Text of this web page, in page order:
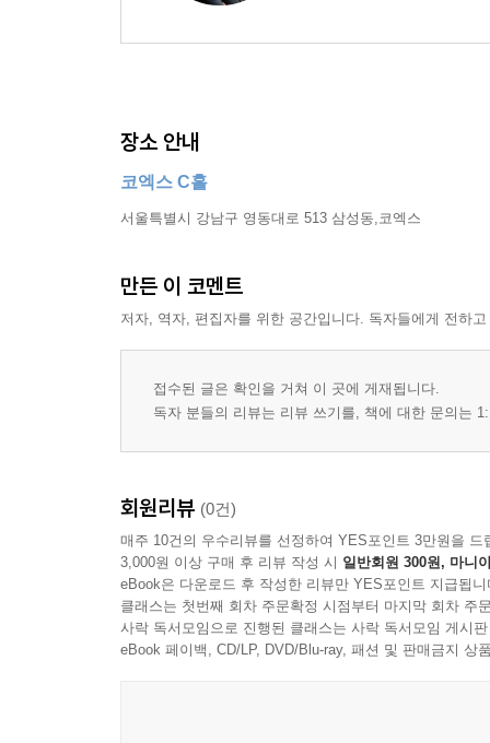
장소 안내
코엑스 C홀
서울특별시 강남구 영동대로 513 삼성동,코엑스
만든 이 코멘트
저자, 역자, 편집자를 위한 공간입니다. 독자들에게 전하
접수된 글은 확인을 거쳐 이 곳에 게재됩니다.
독자 분들의 리뷰는 리뷰 쓰기를, 책에 대한 문의는
회원리뷰 (0건)
매주 10건의 우수리뷰를 선정하여 YES포인트 3만원을 드
3,000원 이상 구매 후 리뷰 작성 시 일반회원 300원, 마니
eBook은 다운로드 후 작성한 리뷰만 YES포인트 지급됩니
클래스는 첫번째 회차 주문확정 시점부터 마지막 회차 주
사락 독서모임으로 진행된 클래스는 사락 독서모임 게시
eBook 페이백, CD/LP, DVD/Blu-ray, 패션 및 판매금지 상